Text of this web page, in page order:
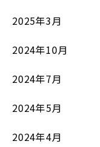
2025年3月
2024年10月
2024年7月
2024年5月
2024年4月